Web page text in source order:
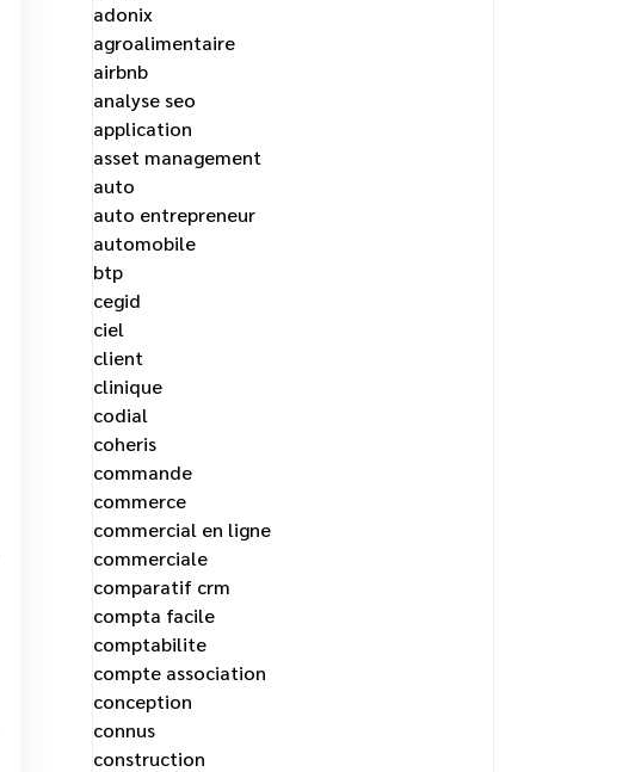
adonix
agroalimentaire
airbnb
analyse seo
application
asset management
auto
auto entrepreneur
automobile
btp
cegid
ciel
client
clinique
codial
coheris
commande
commerce
commercial en ligne
commerciale
comparatif crm
compta facile
comptabilite
compte association
conception
connus
construction